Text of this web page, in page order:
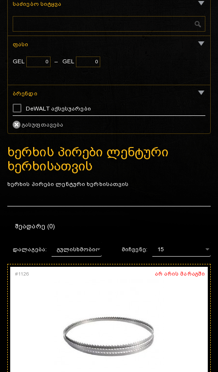
საძიებო სიტყვა
ფასი
GEL – GEL
ბრენდი
DeWALT აქსესუარები
ხერხის პირები ლენტური
ხერხისათვის
ხერხის პირები ლენტური ხერხისათვის
ᲨᲔᲐᲓᲐᲠᲔ (0)
დალაგება: მიჩვენე:
არ არის მარაგში
#1126